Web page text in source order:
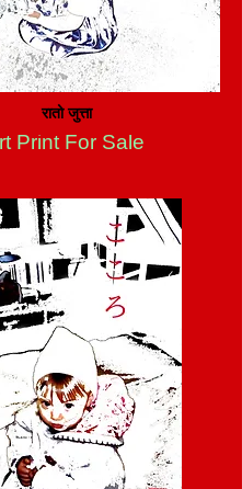
रातो जुत्ता
Print For Sale